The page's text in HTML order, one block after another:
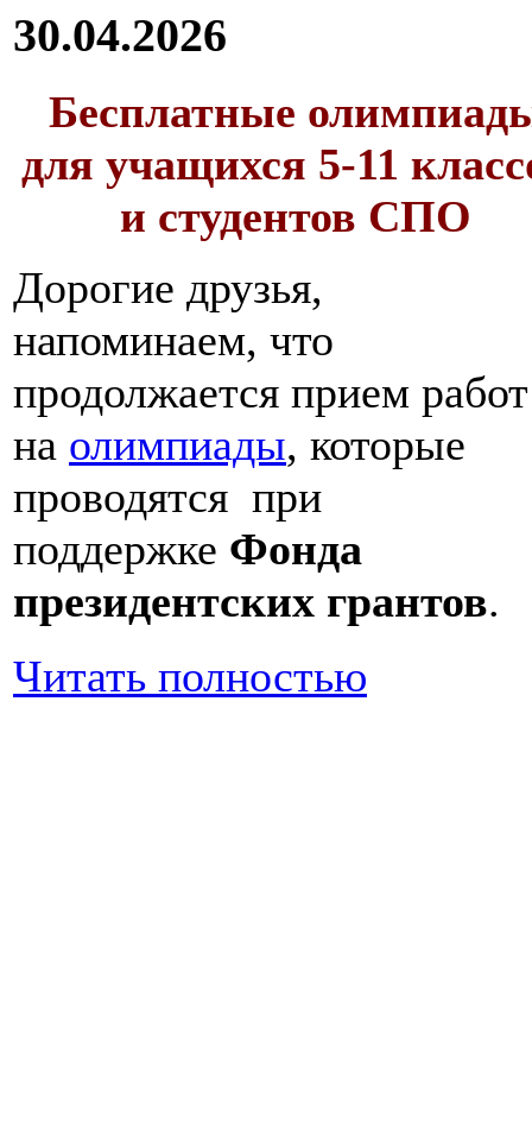
30.04.2026
Бесплатные
для учащихся 5-11
и студентов СПО
Дорогие друзья,
напоминаем, что
продолжается прием работ
на олимпиады, которые
проводятся при
поддержке Фонда
президентских грантов.
Читать полностью